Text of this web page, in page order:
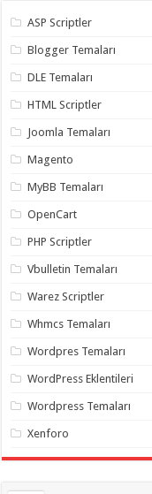
eve
taşımacılık,
gaziantep
organizasyon
organizasyon,
organizasyon,
organizasyon ,
organizasyon,
organizasyon,
palyaço,
takipçi
twitter
hilesi ,
takipçi
ASP Scriptler
Blogger Temaları
DLE Temaları
HTML Scriptler
Joomla Temaları
Magento
MyBB Temaları
OpenCart
PHP Scriptler
Vbulletin Temaları
Warez Scriptler
Whmcs Temaları
Wordpres Temaları
WordPress Eklentileri
Wordpress Temaları
Xenforo